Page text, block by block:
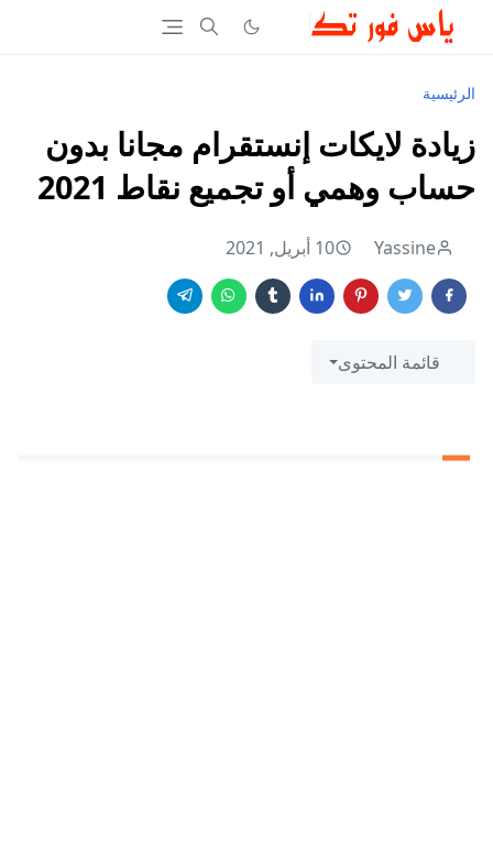
الرئيسية
زيادة لايكات إنستقرام مجانا بدون
حساب وهمي أو تجميع نقاط 2021
Yassine 10 أبريل, 2021
قائمة المحتوى